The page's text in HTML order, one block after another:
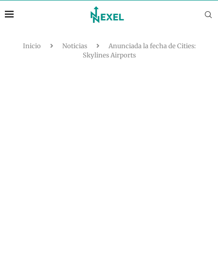
Inicio Noticias
Anunciada la fecha de Cities:
Skylines Airports